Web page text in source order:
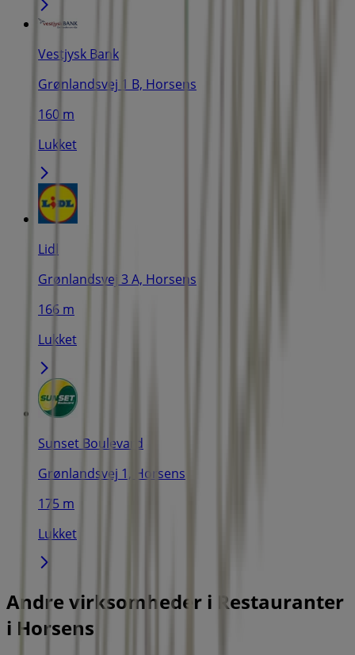
Vestjysk Bank
Grønlandsvej 1 B, Horsens
160 m
Lukket
Lidl
Grønlandsvej 3 A, Horsens
166 m
Lukket
Sunset Boulevard
Grønlandsvej 1, Horsens
175 m
Lukket
Andre virksomheder i Restauranter
i Horsens